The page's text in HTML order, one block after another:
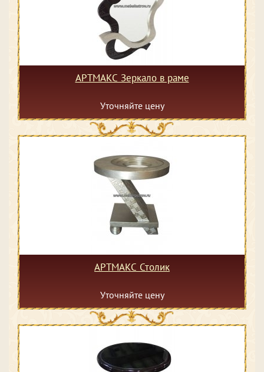
АРТМАКС Зеркало в раме
Уточняйте цену
АРТМАКС Столик
Уточняйте цену